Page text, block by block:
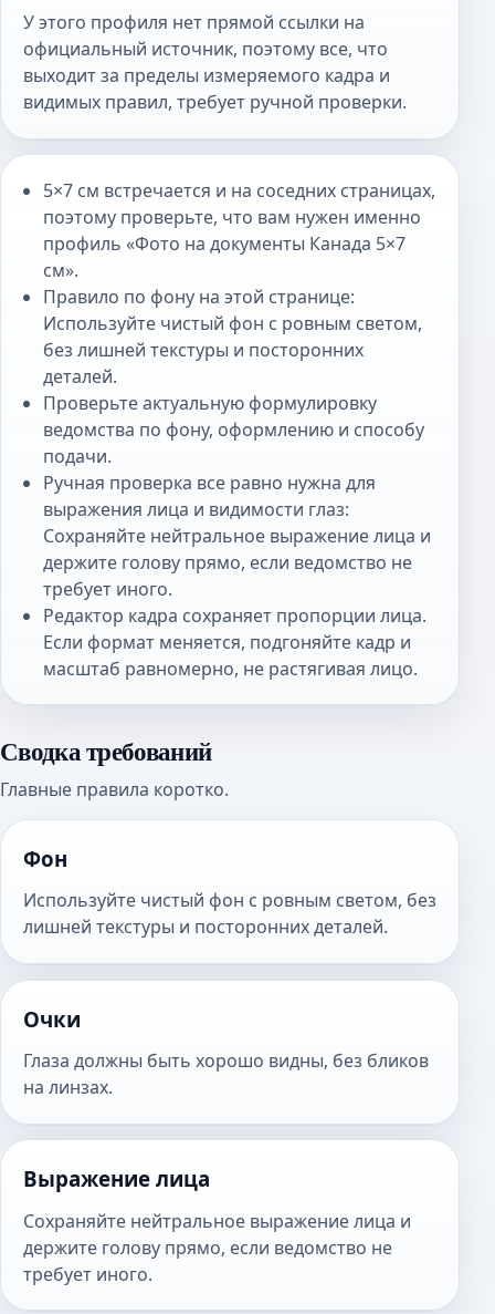
У этого профиля нет прямой ссылки на
официальный источник, поэтому все, что
выходит за пределы измеряемого кадра и
видимых правил, требует ручной проверки.
5×7 см встречается и на соседних страницах,
поэтому проверьте, что вам нужен именно
профиль «Фото на документы Канада 5×7
см».
Правило по фону на этой странице:
Используйте чистый фон с ровным светом,
без лишней текстуры и посторонних
деталей.
Проверьте актуальную формулировку
ведомства по фону, оформлению и способу
подачи.
Ручная проверка все равно нужна для
выражения лица и видимости глаз:
Сохраняйте нейтральное выражение лица и
держите голову прямо, если ведомство не
требует иного.
Редактор кадра сохраняет пропорции лица.
Если формат меняется, подгоняйте кадр и
масштаб равномерно, не растягивая лицо.
Сводка требований
Главные правила коротко.
Фон
Используйте чистый фон с ровным светом, без
лишней текстуры и посторонних деталей.
Очки
Глаза должны быть хорошо видны, без бликов
на линзах.
Выражение лица
Сохраняйте нейтральное выражение лица и
держите голову прямо, если ведомство не
требует иного.